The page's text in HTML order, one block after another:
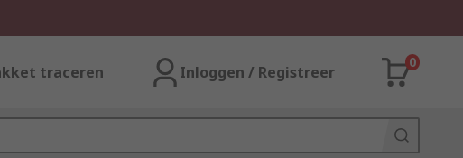
traceren Inloggen / Registreer
0